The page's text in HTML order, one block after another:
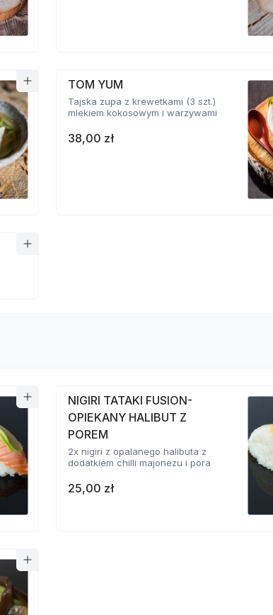
TOM YUM
Tajska zupa z krewetkami (3 szt.)
mlekiem kokosowym i warzywami
38,00 zł
NIGIRI TATAKI FUSION-
OPIEKANY HALIBUT Z
POREM
2x nigiri z opalanego halibuta z
dodatkiem chilli majonezu i pora
25,00 zł